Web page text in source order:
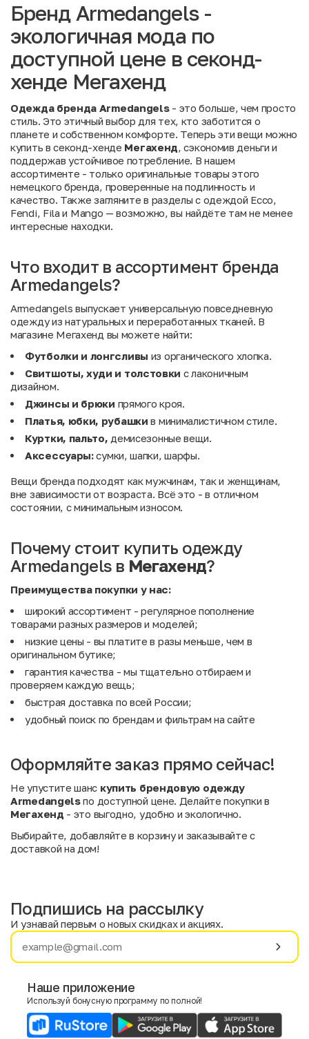
Бренд Armedangels -
экологичная мода по
доступной цене в секонд-
хенде Мегахенд
Одежда бренда Armedangels- это больше, чем просто
стиль. Это этичный выбор для тех, кто заботится о
планете и собственном комфорте. Теперь эти вещи можно
купить в секонд-хенде Мегахенд, сэкономив деньги и
поддержав устойчивое потребление. В нашем
ассортименте - только оригинальные товары этого
немецкого бренда, проверенные на подлинность и
качество. Также загляните в разделы с одеждой Ecco,
Fendi, Fila и Mango — возможно, вы найдёте там не менее
интересные находки.
Что входит в ассортимент бренда
Armedangels?
Armedangels выпускает универсальную повседневную
одежду из натуральных и переработанных тканей. В
магазине Мегахенд вы можете найти:
Футболки и лонгсливы из органического хлопка.
Свитшоты, худи и толстовки с лаконичным
дизайном.
Джинсы и брюки прямого кроя.
Платья, юбки, рубашкив минималистичном стиле.
Куртки, пальто, демисезонные вещи.
Аксессуары:сумки, шапки, шарфы.
Вещи бренда подходят как мужчинам, так и женщинам,
вне зависимости от возраста. Всё это - в отличном
состоянии, с минимальным износом.
Почему стоит купить одежду
Armedangels в Мегахенд?
Преимущества покупки у нас:
широкий ассортимент - регулярное пополнение
товарами разных размеров и моделей;
низкие цены - вы платите в разы меньше, чем в
оригинальном бутике;
гарантия качества - мы тщательно отбираем и
проверяем каждую вещь;
быстрая доставка по всей России;
удобный поиск по брендам и фильтрам на сайте
Оформляйте заказ прямо сейчас!
Не упустите шанс купить брендовую одежду
Armedangelsпо доступной цене. Делайте покупки в
Мегахенд - это выгодно, удобно и экологично.
Выбирайте, добавляйте в корзину и заказывайте с
доставкой на дом!
Имя
E-mail
Подпишись на рассылку
И узнавай первым о новых скидках и акциях.
Наше приложение
Используй бонусную программу по полной!